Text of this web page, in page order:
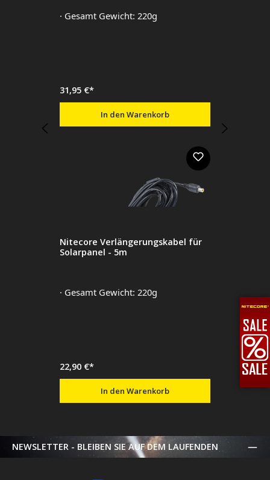
· Gesamt Gewicht: 220g
31,95 €*
In den Warenkorb
Nitecore Verlängerungskabel für
Solarpanel - 5m
· Gesamt Gewicht: 220g
22,90 €*
In den Warenkorb
NEWSLETTER - BLEIBEN SIE AUF DEM LAUFENDEN